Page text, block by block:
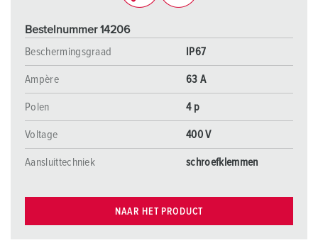
Bestelnummer 14206
Beschermingsgraad
IP67
Ampère 63 A
Polen 4 p
Voltage 400 V
Aansluittechniek schroefklemmen
NAAR HET PRODUCT